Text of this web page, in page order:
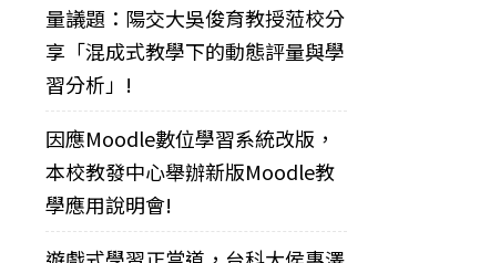
量議題：陽交大吳俊育教授蒞校分
享「混成式教學下的動態評量與學
習分析」!
因應Moodle數位學習系統改版，
本校教發中心舉辦新版Moodle教
學應用說明會!